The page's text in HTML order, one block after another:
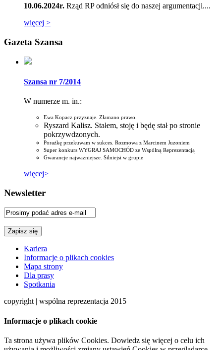
10.06.2024r. Rząd RP odniósł się do naszej argumentacji....
więcej >
Gazeta Szansa
Szansa nr 7/2014
W numerze m. in.:
Ewa Kopacz przyznaje. Złamano prawo.
Ryszard Kalisz. Stałem, stoję i będę stał po stronie
pokrzywdzonych.
Porażkę przekuwam w sukces. Rozmowa z Marcinem Juzoniem
Super konkurs WYGRAJ SAMOCHÓD ze Wspólną Reprezentacją
Gwarancje najważniejsze. Silniejsi w grupie
więcej>
Newsletter
Kariera
Informacje o plikach cookies
Mapa strony
Dla prasy
Spotkania
copyright | wspólna reprezentacja 2015
Informacje o plikach cookie
Ta strona używa plików Cookies. Dowiedz się więcej o celu ich